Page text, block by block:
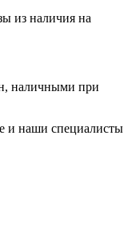
из наличия на
наличными при
и наши специалисты